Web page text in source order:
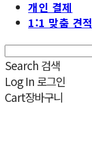
개인 결제
1:1 맞춤 견
Search 검색
Log In 로그인
Cart장바구니